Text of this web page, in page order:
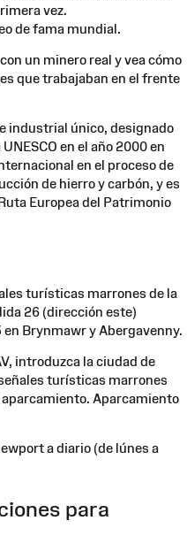
vez.
de fama mundial.
un minero real y vea cómo
que trabajaban en el frente
industrial único, designado
en el año 2000 en
en el proceso de
de hierro y carbón, y es
Europea del Patrimonio
turísticas marrones de la
26 (dirección este)
Brynmawr y Abergavenny.
introduzca la ciudad de
turísticas marrones
aparcamiento. Aparcamiento
a diario (de lúnes a
para